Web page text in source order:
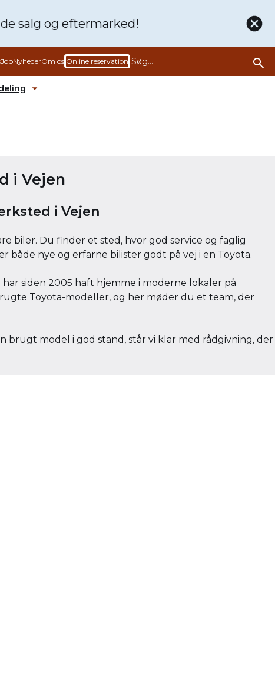
salg og eftermarked!
JobNyhederOm os Online reservation
ud
i Vejen
i Vejen
biler. Du finder et sted, hvor god service og faglig
nye og erfarne bilister godt på vej i en Toyota.
siden 2005 haft hjemme i moderne lokaler på
Toyota-modeller, og her møder du et team, der
brugt model i god stand, står vi klar med rådgivning, der